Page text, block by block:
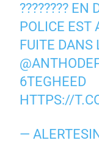
???????? EN
POLICE EST
FUITE DANS
6TEGHEED
HTTPS://
—